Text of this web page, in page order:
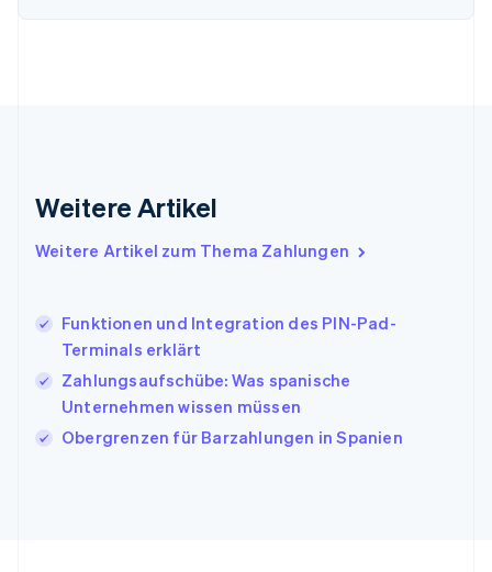
Weitere Artikel
Weitere Artikel zum Thema Zahlungen
Funktionen und Integration des PIN-Pad-
Terminals erklärt
Zahlungsaufschübe: Was spanische
Unternehmen wissen müssen
Obergrenzen für Barzahlungen in Spanien
Italien
Italiano English
Japan
日本語 English
Kroatien
EnglishItaliano
Lettland
Liechtenstein
DeutschEnglish